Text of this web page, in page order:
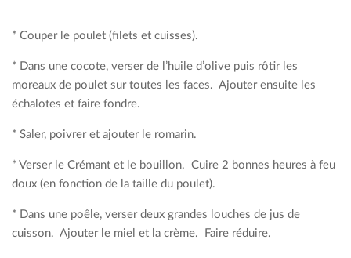
* Couper le poulet (filets et cuisses).
* Dans une cocote, verser de l’huile d’olive puis rôtir les
moreaux de poulet sur toutes les faces. Ajouter ensuite les
échalotes et faire fondre.
* Saler, poivrer et ajouter le romarin.
* Verser le Crémant et le bouillon. Cuire 2 bonnes heures à feu
doux (en fonction de la taille du poulet).
* Dans une poêle, verser deux grandes louches de jus de
cuisson. Ajouter le miel et la crème. Faire réduire.